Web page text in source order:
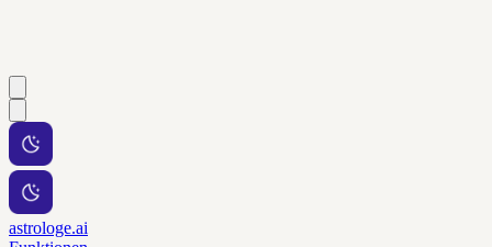
astrologe.ai